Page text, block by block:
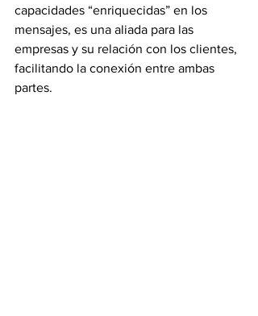
capacidades “enriquecidas” en los
mensajes, es una aliada para las
empresas y su relación con los clientes,
facilitando la conexión entre ambas
partes.